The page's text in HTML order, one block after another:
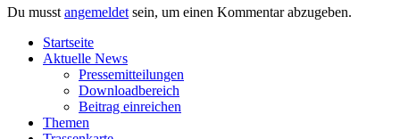
Du musst angemeldet sein, um einen Kommentar abzugeben.
Start­sei­te
Aktu­el­le News
Pres­se­mit­tei­lun­gen
Down­load­be­reich
Bei­trag einreichen
The­men